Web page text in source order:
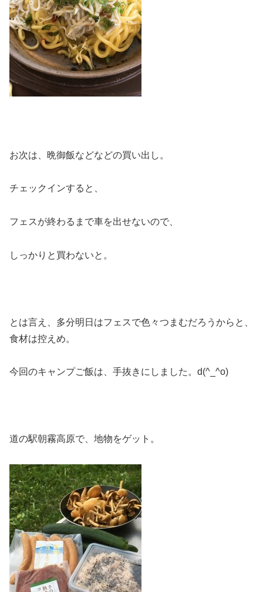
お次は、晩御飯などなどの買い出し。
チェックインすると、
フェスが終わるまで車を出せないので、
しっかりと買わないと。
とは言え、多分明日はフェスで色々つまむだろうからと、
食材は控えめ。
今回のキャンプご飯は、手抜きにしました。d(^_^o)
道の駅朝霧高原で、地物をゲット。